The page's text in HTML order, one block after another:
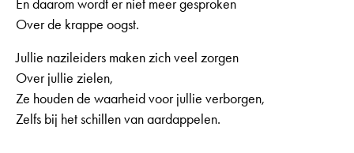
En daarom wordt er niet meer gesproken
Over de krappe oogst.
Jullie nazileiders maken zich veel zorgen
Over jullie zielen,
Ze houden de waarheid voor jullie verborgen,
Zelfs bij het schillen van aardappelen.